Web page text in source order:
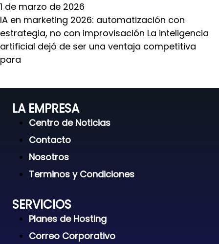
1 de marzo de 2026
IA en marketing 2026: automatización con
estrategia, no con improvisación La inteligencia
artificial dejó de ser una ventaja competitiva
para
LA EMPRESA
Centro de Noticias
Contacto
Nosotros
Terminos y Condiciones
SERVICIOS
Planes de Hosting
Correo Corporativo